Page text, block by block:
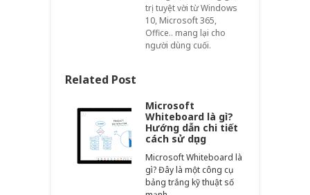
trị tuyệt vời từ Windows
10, Microsoft 365,
Office.. mang lại cho
người dùng cuối.
Related Post
Microsoft
Whiteboard là gì?
Hướng dẫn chi tiết
cách sử dụng
Microsoft Whiteboard là
gì? Đây là một công cụ
bảng trắng kỹ thuật số